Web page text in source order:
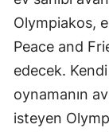
Olympiakos,
Peace and
edecek.
oynamanın
isteyen